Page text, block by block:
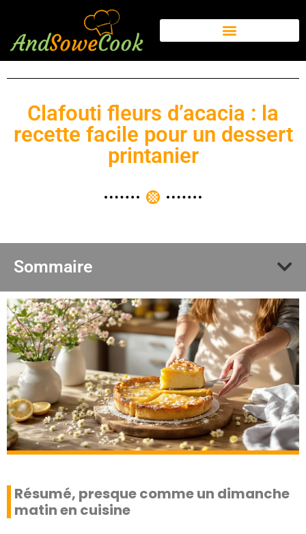
Clafouti fleurs d’acacia : la
recette facile pour un dessert
printanier
Sommaire
Résumé, presque comme un dimanche
matin en cuisine